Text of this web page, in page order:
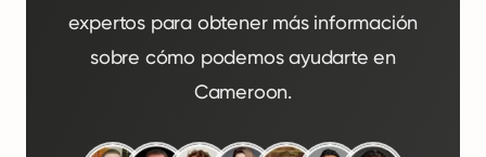
expertos para obtener más información
sobre cómo podemos ayudarte en
Cameroon.